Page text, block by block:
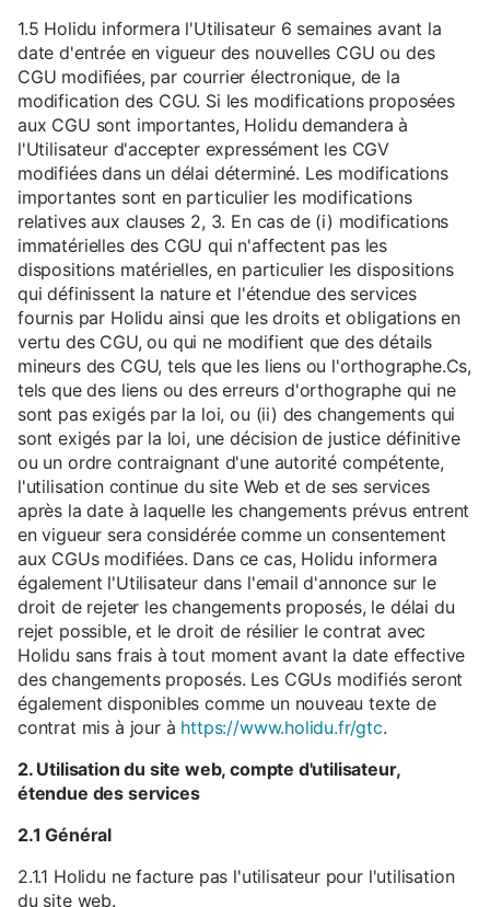
1.5 Holidu informera l'Utilisateur 6 semaines avant la
date d'entrée en vigueur des nouvelles CGU ou des
CGU modifiées, par courrier électronique, de la
modification des CGU. Si les modifications proposées
aux CGU sont importantes, Holidu demandera à
l'Utilisateur d'accepter expressément les CGV
modifiées dans un délai déterminé. Les modifications
importantes sont en particulier les modifications
relatives aux clauses 2, 3. En cas de (i) modifications
immatérielles des CGU qui n'affectent pas les
dispositions matérielles, en particulier les dispositions
qui définissent la nature et l'étendue des services
fournis par Holidu ainsi que les droits et obligations en
vertu des CGU, ou qui ne modifient que des détails
mineurs des CGU, tels que les liens ou l'orthographe.Cs,
tels que des liens ou des erreurs d'orthographe qui ne
sont pas exigés par la loi, ou (ii) des changements qui
sont exigés par la loi, une décision de justice définitive
ou un ordre contraignant d'une autorité compétente,
l'utilisation continue du site Web et de ses services
après la date à laquelle les changements prévus entrent
en vigueur sera considérée comme un consentement
aux CGUs modifiées. Dans ce cas, Holidu informera
également l'Utilisateur dans l'email d'annonce sur le
droit de rejeter les changements proposés, le délai du
rejet possible, et le droit de résilier le contrat avec
Holidu sans frais à tout moment avant la date effective
des changements proposés. Les CGUs modifiés seront
également disponibles comme un nouveau texte de
contrat mis à jour à https://www.holidu.fr/gtc.
2. Utilisation du site web, compte d'utilisateur,
étendue des services
2.1 Général
2.1.1 Holidu ne facture pas l'utilisateur pour l'utilisation
du site web.